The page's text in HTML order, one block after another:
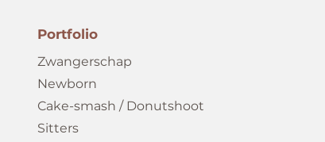
Portfolio
Zwangerschap
Newborn
Cake-smash / Donutshoot
Sitters